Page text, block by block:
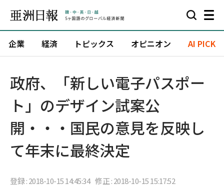
企業 経済 トピックス オピニオン AI PICK
政府、「新しい電子パスポー
ト」のデザイン試案公
開・・・国民の意見を反映し
て年末に最終決定
登録 : 2018-10-15 14:45:34 修正 : 2018-10-15 15:17:52